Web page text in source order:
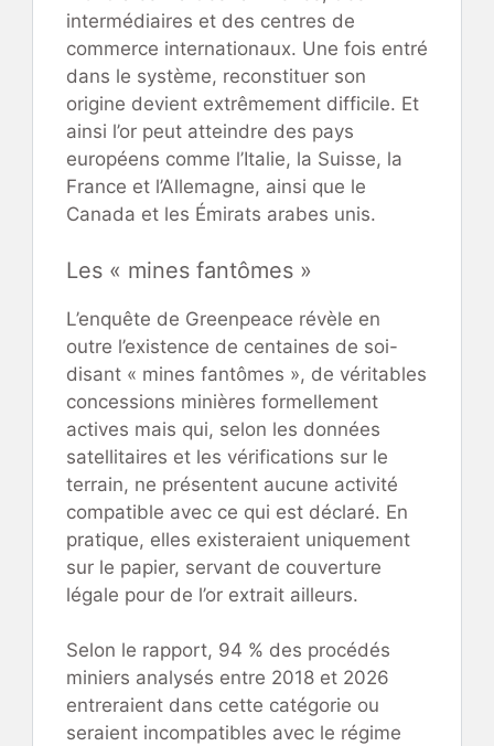
intermédiaires et des centres de
commerce internationaux. Une fois entré
dans le système, reconstituer son
origine devient extrêmement difficile. Et
ainsi l’or peut atteindre des pays
européens comme l’Italie, la Suisse, la
France et l’Allemagne, ainsi que le
Canada et les Émirats arabes unis.
Les « mines fantômes »
L’enquête de Greenpeace révèle en
outre l’existence de centaines de soi-
disant « mines fantômes », de véritables
concessions minières formellement
actives mais qui, selon les données
satellitaires et les vérifications sur le
terrain, ne présentent aucune activité
compatible avec ce qui est déclaré. En
pratique, elles existeraient uniquement
sur le papier, servant de couverture
légale pour de l’or extrait ailleurs.
Selon le rapport, 94 % des procédés
miniers analysés entre 2018 et 2026
entreraient dans cette catégorie ou
seraient incompatibles avec le régime